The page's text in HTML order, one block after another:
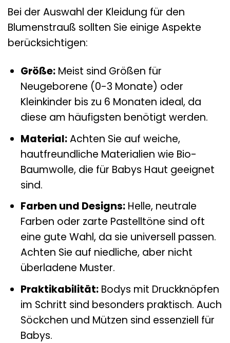
Bei der Auswahl der Kleidung für den
Blumenstrauß sollten Sie einige Aspekte
berücksichtigen:
Größe:Meist sind Größen für
Neugeborene (0-3 Monate) oder
Kleinkinder bis zu 6 Monaten ideal, da
diese am häufigsten benötigt werden.
Material:Achten Sie auf weiche,
hautfreundliche Materialien wie Bio-
Baumwolle, die für Babys Haut geeignet
sind.
Farben und Designs:Helle, neutrale
Farben oder zarte Pastelltöne sind oft
eine gute Wahl, da sie universell passen.
Achten Sie auf niedliche, aber nicht
überladene Muster.
Praktikabilität:Bodys mit Druckknöpfen
im Schritt sind besonders praktisch. Auch
Söckchen und Mützen sind essenziell für
Babys.